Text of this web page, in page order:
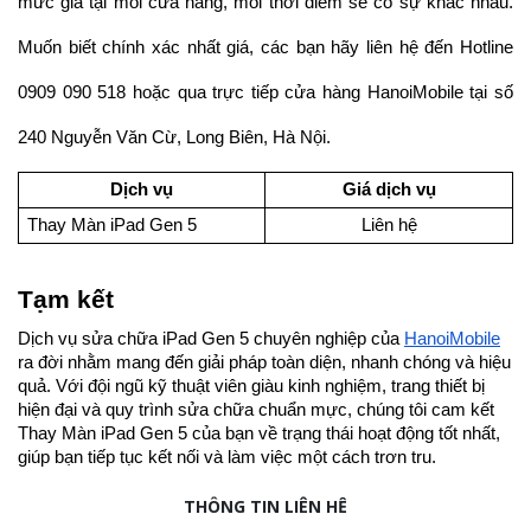
Muốn biết chính xác nhất giá, các bạn hãy liên hệ đến Hotline
0909 090 518 hoặc qua trực tiếp cửa hàng HanoiMobile tại số
240 Nguyễn Văn Cừ, Long Biên, Hà Nội.
Dịch vụ
Giá dịch vụ
Thay Màn iPad Gen 5
Liên hệ
Tạm kết
Dịch vụ sửa chữa iPad Gen 5 chuyên nghiệp của HanoiMobile
ra đời nhằm mang đến giải pháp toàn diện, nhanh chóng và hiệu
quả. Với đội ngũ kỹ thuật viên giàu kinh nghiệm, trang thiết bị
hiện đại và quy trình sửa chữa chuẩn mực, chúng tôi cam kết
Thay Màn iPad Gen 5 của bạn về trạng thái hoạt động tốt nhất,
giúp bạn tiếp tục kết nối và làm việc một cách trơn tru.
THÔNG TIN LIÊN HỆ